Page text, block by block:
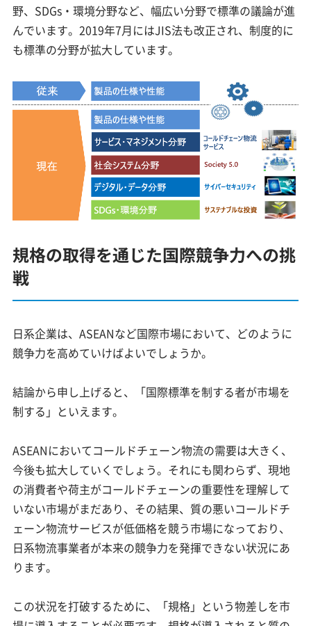
野、SDGs・環境分野など、幅広い分野で標準の議論が進
んでいます。2019年7月にはJIS法も改正され、制度的に
も標準の分野が拡大しています。
規格の取得を通じた国際競争力への挑
戦
日系企業は、ASEANなど国際市場において、どのように
競争力を高めていけばよいでしょうか。
結論から申し上げると、「国際標準を制する者が市場を
制する」といえます。
ASEANにおいてコールドチェーン物流の需要は大きく、
今後も拡大していくでしょう。それにも関わらず、現地
の消費者や荷主がコールドチェーンの重要性を理解して
いない市場がまだあり、その結果、質の悪いコールドチ
ェーン物流サービスが低価格を競う市場になっており、
日系物流事業者が本来の競争力を発揮できない状況にあ
ります。
この状況を打破するために、「規格」という物差しを市